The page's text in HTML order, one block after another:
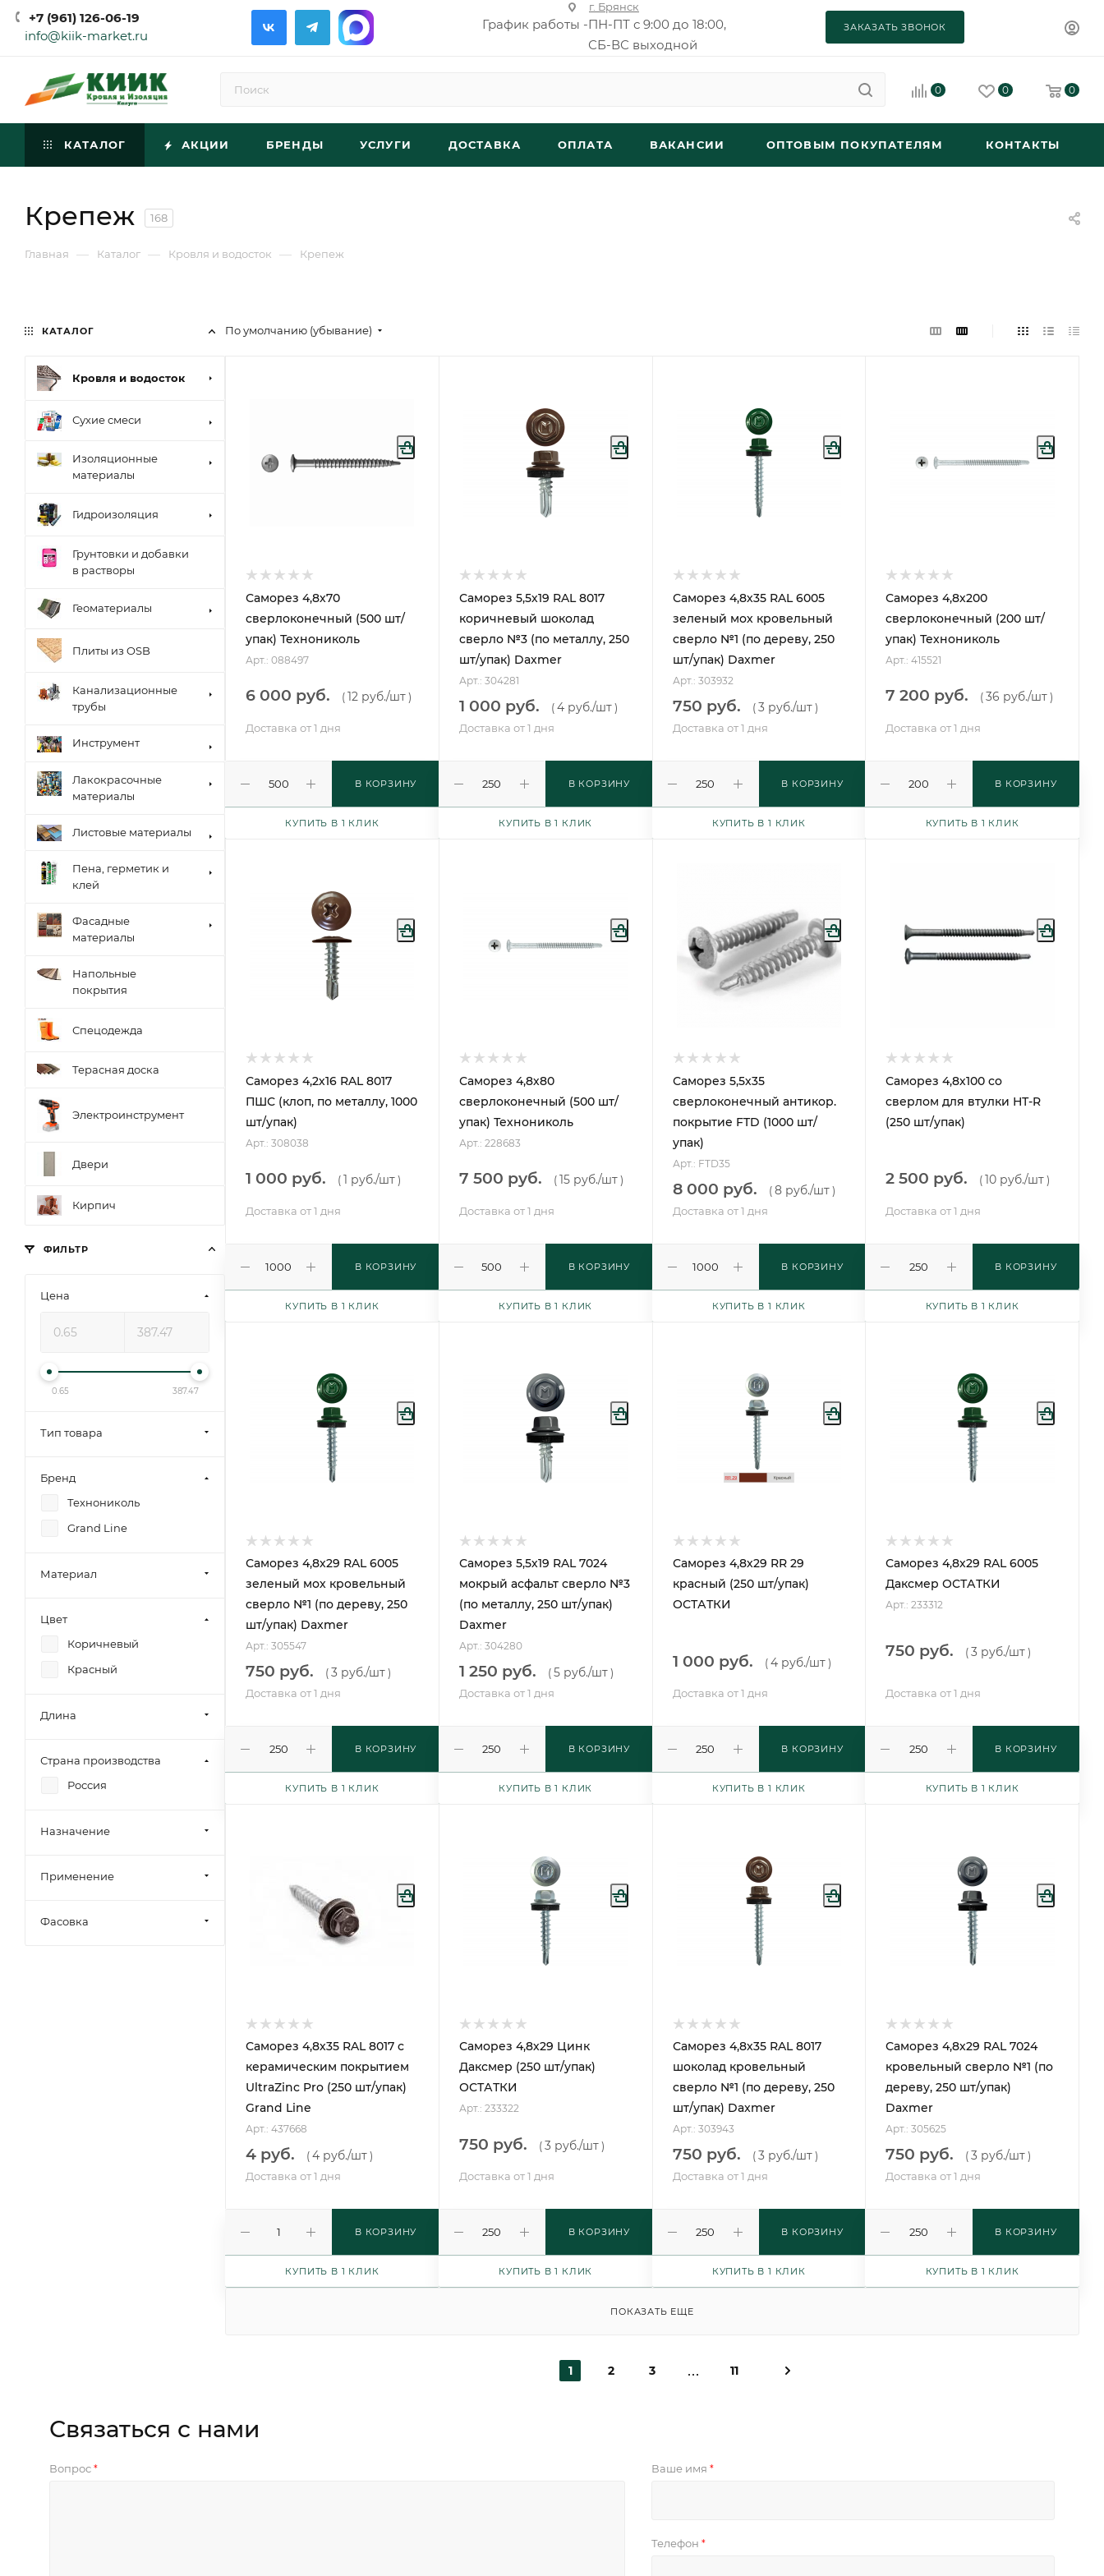
+7 (961) 126-06-19
info@kiik-market.ru
г. Брянск
График работы -ПН-ПТ с 9:00 до 18:00,
СБ-ВС выходной
ЗАКАЗАТЬ ЗВОНОК
0 0 0
КАТАЛОГ АКЦИИ БРЕНДЫ УСЛУГИ ДОСТАВКА ОПЛАТА ВАКАНСИИ ОПТОВЫМ ПОКУПАТЕЛЯМ КОНТАКТЫ
Крепеж 168
Главная — Каталог — Кровля и водосток — Крепеж
По умолчанию (убывание)
Саморез 4,8х70
сверлоконечный (500 шт/
упак) Технониколь
Арт.: 088497
6 000 руб. (12 руб./шт)
Доставка от 1 дня
В КОРЗИНУ
КУПИТЬ В 1 КЛИК
Саморез 5,5х19 RAL 8017
коричневый шоколад
сверло №3 (по металлу, 250
шт/упак) Daxmer
Арт.: 304281
1 000 руб. (4 руб./шт )
Доставка от 1 дня
В КОРЗИНУ
КУПИТЬ В 1 КЛИК
Саморез 4,8х35 RAL 6005
зеленый мох кровельный
сверло №1 (по дереву, 250
шт/упак) Daxmer
Арт.: 303932
750 руб. (3 руб./шт )
Доставка от 1 дня
В КОРЗИНУ
КУПИТЬ В 1 КЛИК
Саморез 4,8х200
сверлоконечный (200 шт/
упак) Технониколь
Арт.: 415521
7 200 руб. (36 руб./шт )
Доставка от 1 дня
В КОРЗИНУ
КУПИТЬ В 1 КЛИК
Саморез 4,2х16 RAL 8017
ПШС (клоп, по металлу, 1000
шт/упак)
Арт.: 308038
1 000 руб. (1 руб./шт)
Доставка от 1 дня
В КОРЗИНУ
КУПИТЬ В 1 КЛИК
Саморез 4,8х80
сверлоконечный (500 шт/
упак) Технониколь
Арт.: 228683
7 500 руб. (15 руб./шт )
Доставка от 1 дня
В КОРЗИНУ
КУПИТЬ В 1 КЛИК
Саморез 5,5х35
сверлоконечный антикор.
покрытие FTD (1000 шт/
упак)
Арт.: FTD35
8 000 руб. (8 руб./шт )
Доставка от 1 дня
В КОРЗИНУ
КУПИТЬ В 1 КЛИК
Саморез 4,8х100 со
сверлом для втулки НТ-R
(250 шт/упак)
2 500 руб. (10 руб./шт )
Доставка от 1 дня
В КОРЗИНУ
КУПИТЬ В 1 КЛИК
Саморез 4,8х29 RAL 6005
зеленый мох кровельный
сверло №1 (по дереву, 250
шт/упак) Daxmer
Арт.: 305547
750 руб. (3 руб./шт)
Доставка от 1 дня
В КОРЗИНУ
КУПИТЬ В 1 КЛИК
Саморез 5,5х19 RAL 7024
мокрый асфальт сверло №3
(по металлу, 250 шт/упак)
Daxmer
Арт.: 304280
1 250 руб. (5 руб./шт )
Доставка от 1 дня
В КОРЗИНУ
КУПИТЬ В 1 КЛИК
Саморез 4,8х29 RR 29
красный (250 шт/упак)
ОСТАТКИ
1 000 руб. (4 руб./шт )
Доставка от 1 дня
В КОРЗИНУ
КУПИТЬ В 1 КЛИК
Саморез 4,8х29 RAL 6005
Даксмер ОСТАТКИ
Арт.: 233312
750 руб. (3 руб./шт )
Доставка от 1 дня
В КОРЗИНУ
КУПИТЬ В 1 КЛИК
Саморез 4,8х35 RAL 8017 с
керамическим покрытием
UltraZinc Pro (250 шт/упак)
Grand Line
Арт.: 437668
4 руб. (4 руб./шт)
Доставка от 1 дня
В КОРЗИНУ
КУПИТЬ В 1 КЛИК
Саморез 4,8х29 Цинк
Даксмер (250 шт/упак)
ОСТАТКИ
Арт.: 233322
750 руб. (3 руб./шт )
Доставка от 1 дня
В КОРЗИНУ
КУПИТЬ В 1 КЛИК
Саморез 4,8х35 RAL 8017
шоколад кровельный
сверло №1 (по дереву, 250
шт/упак) Daxmer
Арт.: 303943
750 руб. (3 руб./шт )
Доставка от 1 дня
В КОРЗИНУ
КУПИТЬ В 1 КЛИК
Саморез 4,8х29 RAL 7024
кровельный сверло №1 (по
дереву, 250 шт/упак)
Daxmer
Арт.: 305625
750 руб. (3 руб./шт )
Доставка от 1 дня
В КОРЗИНУ
КУПИТЬ В 1 КЛИК
ПОКАЗАТЬ ЕЩЕ
1 2 3 11
КАТАЛОГ
Кровля и водосток
Сухие смеси
Изоляционные
материалы
Гидроизоляция
Грунтовки и добавки
в растворы
Геоматериалы
Плиты из OSB
Канализационные
трубы
Инструмент
Лакокрасочные
материалы
Листовые материалы
Пена, герметик и
клей
Фасадные
материалы
Напольные
покрытия
Спецодежда
Терасная доска
Электроинструмент
Двери
Кирпич
ФИЛЬТР
Цена
0.65 387.47
Тип товара
Бренд
Технониколь
Grand Line
Материал
Цвет
Коричневый
Красный
Длина
Страна производства
Россия
Назначение
Применение
Фасовка
Связаться с нами
Вопрос * Ваше имя *
Телефон *